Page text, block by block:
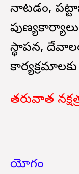
నాటడం,
స్థాపన,
తరువాత
యోగం